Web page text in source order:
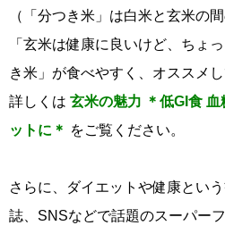
（「分つき米」は白米と玄米の
「玄米は健康に良いけど、ちょ
き米」が食べやすく、オススメし
詳しくは 玄米の魅力 ＊低GI食
ットに＊ をご覧ください。
さらに、ダイエットや健康とい
誌、SNSなどで話題のスーパー